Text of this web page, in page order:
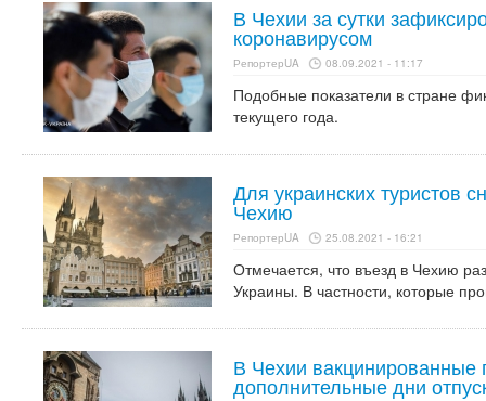
В Чехии за сутки
коронавирусом
РепортерUA 08.09.2021 - 11:17
Подобные показатели в стране
текущего года.
Для украинских туристов
Чехию
РепортерUA 25.08.2021 - 16:21
Отмечается, что въезд в Чехию
Украины. В частности, которые
В Чехии вакцинированные
дополнительные дни